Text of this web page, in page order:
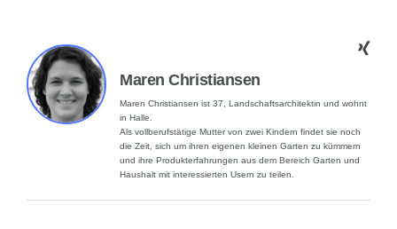
Maren Christiansen
Maren Christiansen ist 37, Landschaftsarchitektin und wohnt
in Halle.
Als vollberufstätige Mutter von zwei Kindern findet sie noch
die Zeit, sich um ihren eigenen kleinen Garten zu kümmern
und ihre Produkterfahrungen aus dem Bereich Garten und
Haushalt mit interessierten Usern zu teilen.